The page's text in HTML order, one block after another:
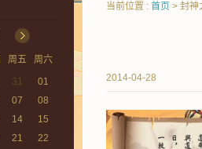
周五
周六
31
01
07
08
14
15
21
22
当前位置 : 首页 > 封神
2014-04-28